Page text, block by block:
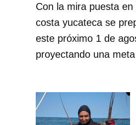
Con la mira puesta
costa yucateca se
este próximo 1 de
proyectando una